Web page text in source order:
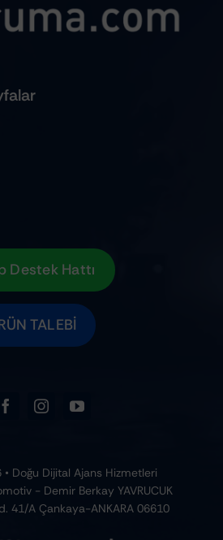
Destek Hattı
TALEBI
Doğu Dijital Ajans Hizmetleri
- Demir Berkay YAVRUCUK
41/A Çankaya-ANKARA 06610